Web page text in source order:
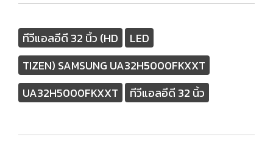
ทีวีแอลอีดี 32 นิ้ว (HD
LED
TIZEN) SAMSUNG UA32H5000FKXXT
UA32H5000FKXXT
ทีวีแอลอีดี 32 นิ้ว